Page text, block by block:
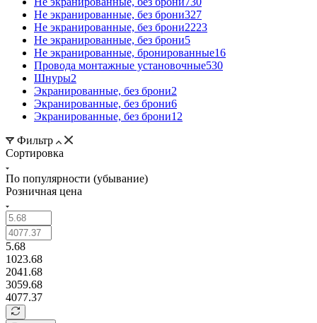
Не экранированные, без брони327
Не экранированные, без брони2223
Не экранированные, без брони5
Не экранированные, бронированные16
Провода монтажные установочные530
Шнуры2
Экранированные, без брони2
Экранированные, без брони6
Экранированные, без брони12
Фильтр
Сортировка
По популярности (убывание)
Розничная цена
5.68
1023.68
2041.68
3059.68
4077.37